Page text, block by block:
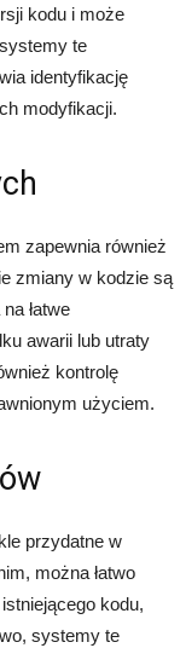
kodu i może
te
identyfikację
modyfikacji.
zapewnia również
zmiany w kodzie są
łatwe
awarii lub utraty
kontrolę
użyciem.
przydatne w
można łatwo
kodu,
systemy te